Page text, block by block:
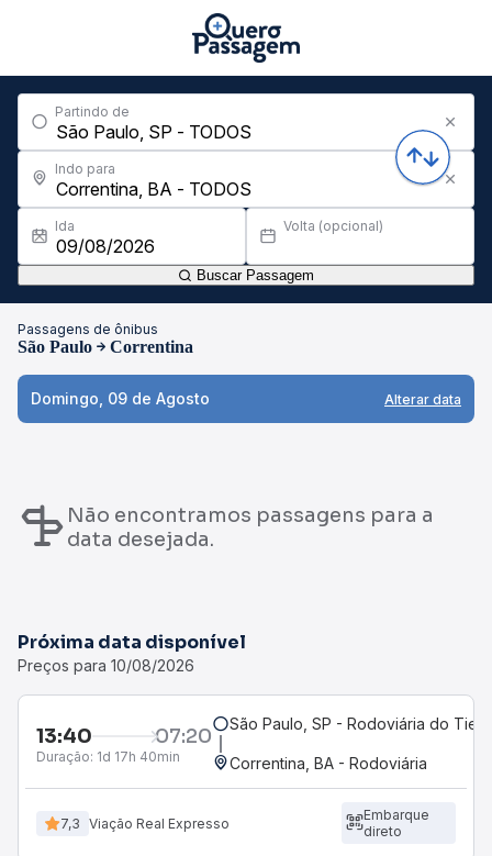
Partindo de
Indo para
Ida Volta (opcional)
Buscar Passagem
Passagens de ônibus
São Paulo Correntina
Domingo, 09 de Agosto Alterar data
Não encontramos passagens para a
data desejada.
Próxima data disponível
Preços para 10/08/2026
13:40 07:20
Duração:1d 17h 40min
São Paulo, SP -
Correntina, BA -
7,3 Viação Real Expresso
Embarque
direto